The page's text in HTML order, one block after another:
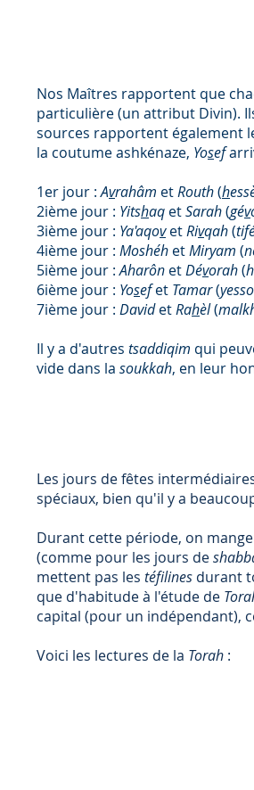
Nos Maîtres rapportent que
particulière (un attribut Divin).
sources rapportent également
la coutume ashkénaze, Yosef
1er jour :Avrahâm etRouth(h
2ième jour : Yitshaq etSarah(gév
3ième jour : Ya'aqovetRivqah(
4ième jour : Moshéh etMiryam (
5ième jour :Aharôn etDévorah(
6ième jour : Yosefet Tamar(
7ième jour : DavidetRahèl(
Il y a d'autres tsaddiqim qui
vide dans la soukkah, en leur
Les jours de fêtes
spéciaux, bien qu'il y a
Durant cette période, on
(comme pour les jours de
mettent pas les téfilines durant
que d'habitude à l'étude de
capital (pour un indépendant),
Voici les lectures de la Torah :